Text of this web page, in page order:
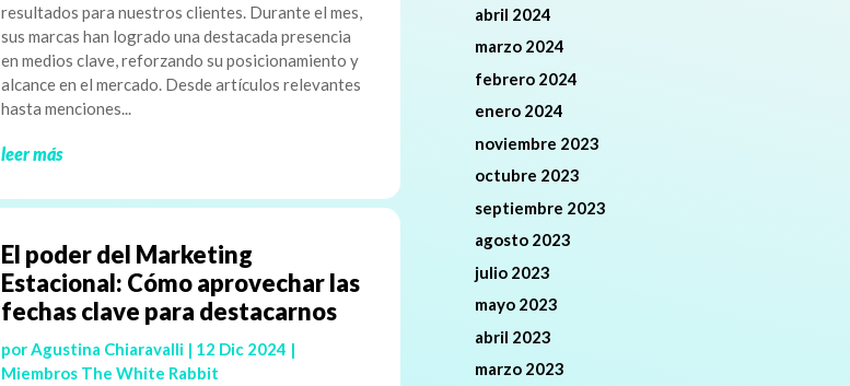
resultados para nuestros clientes. Durante el mes,
sus marcas han logrado una destacada presencia
en medios clave, reforzando su posicionamiento y
alcance en el mercado. Desde artículos relevantes
hasta menciones...
leer más
El poder del Marketing
Estacional: Cómo aprovechar las
fechas clave para destacarnos
por Agustina Chiaravalli| 12 Dic 2024 |
Miembros The White Rabbit
abril 2024
marzo 2024
febrero 2024
enero 2024
noviembre 2023
octubre 2023
septiembre 2023
agosto 2023
julio 2023
mayo 2023
abril 2023
marzo 2023